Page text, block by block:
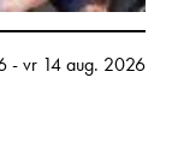
-vr 14 aug. 2026